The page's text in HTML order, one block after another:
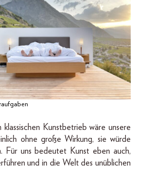
klassischen Kunstbetrieb wäre unsere
ohne große Wirkung, sie würde
Für uns bedeutet Kunst eben auch,
und in die Welt des unüblichen